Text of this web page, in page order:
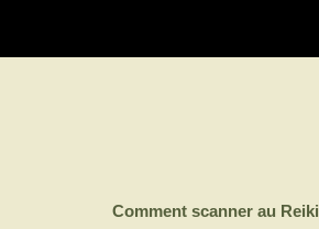
Comment scanner au Reiki